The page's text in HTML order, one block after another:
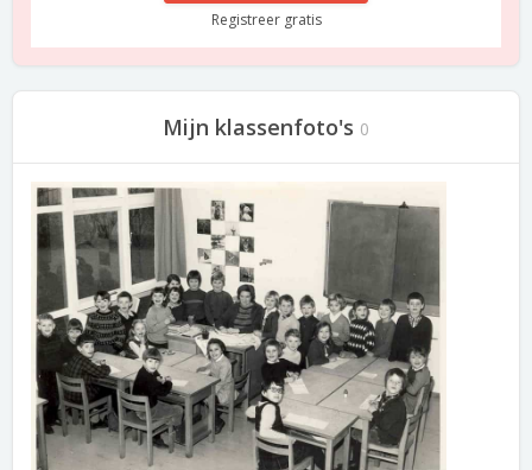
Registreer gratis
Mijn klassenfoto's 0